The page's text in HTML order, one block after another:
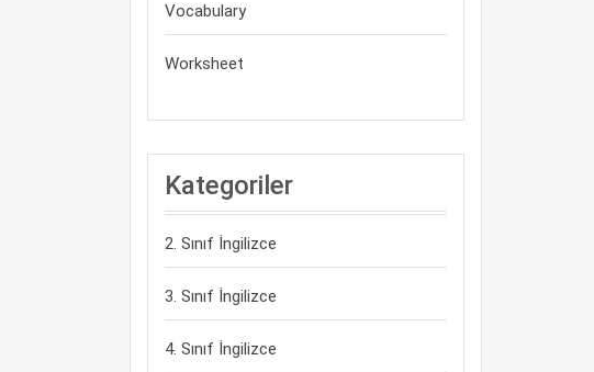
Vocabulary
Worksheet
Kategoriler
2. Sınıf İngilizce
3. Sınıf İngilizce
4. Sınıf İngilizce